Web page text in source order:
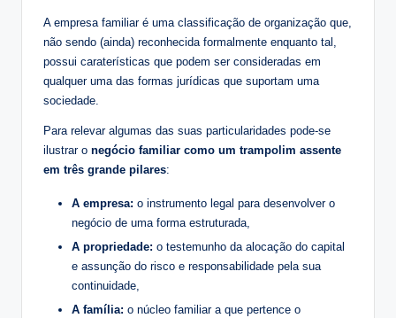
A empresa familiar é uma classificação de organização que,
não sendo (ainda) reconhecida formalmente enquanto tal,
possui caraterísticas que podem ser consideradas em
qualquer uma das formas jurídicas que suportam uma
sociedade.
Para relevar algumas das suas particularidades pode-se
ilustrar o negócio familiar como um trampolim assente
em três grande pilares:
A empresa: o instrumento legal para desenvolver o
negócio de uma forma estruturada,
A propriedade: o testemunho da alocação do capital
e assunção do risco e responsabilidade pela sua
continuidade,
A família: o núcleo familiar a que pertence o